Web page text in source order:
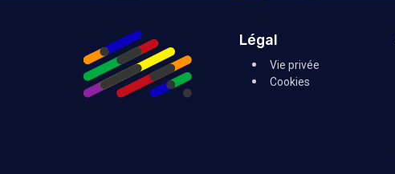
Légal
Vie privée
Cookies